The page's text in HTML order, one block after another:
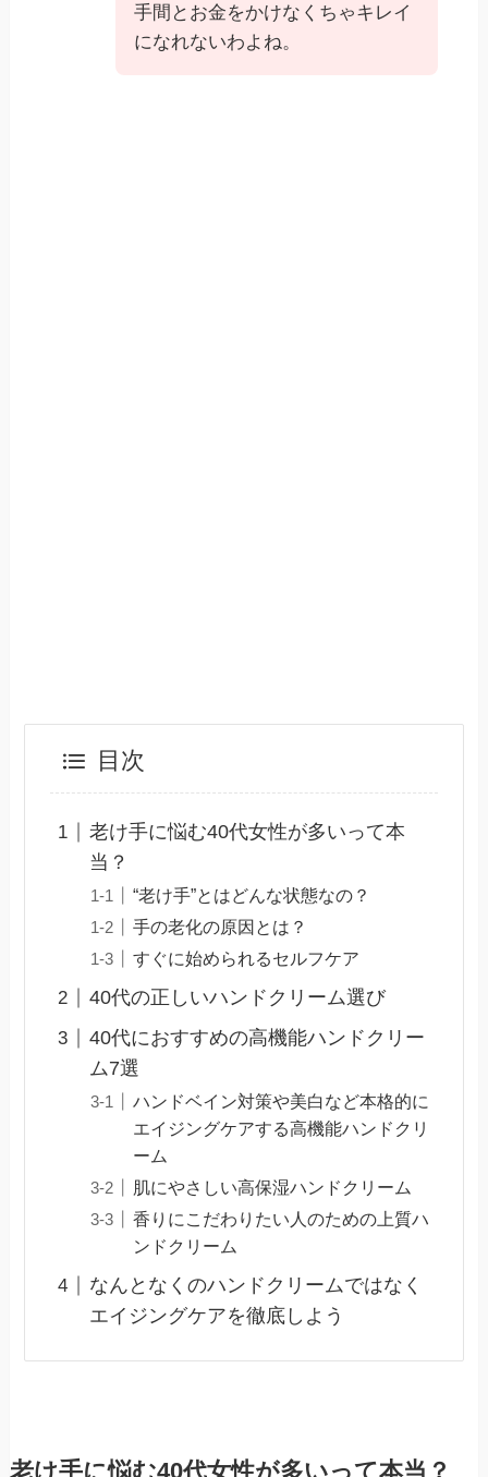
手間とお金をかけなくちゃキレイ
になれないわよね。
目次
老け手に悩む40代女性が多いって本
当？
“老け手”とはどんな状態なの？
手の老化の原因とは？
すぐに始められるセルフケア
40代の正しいハンドクリーム選び
40代におすすめの高機能ハンドクリー
ム7選
ハンドベイン対策や美白など本格的に
エイジングケアする高機能ハンドクリ
ーム
肌にやさしい高保湿ハンドクリーム
香りにこだわりたい人のための上質ハ
ンドクリーム
なんとなくのハンドクリームではなく
エイジングケアを徹底しよう
老け手に悩む40代女性が多いって本当？